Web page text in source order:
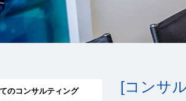
のコンサルティング
[コンサ